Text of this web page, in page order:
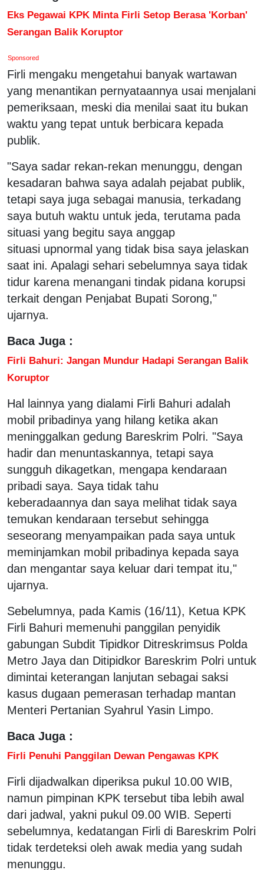
Eks Pegawai KPK Minta Firli Setop Berasa 'Korban'
Serangan Balik Koruptor
Sponsored
Firli mengaku mengetahui banyak wartawan
yang menantikan pernyataannya usai menjalani
pemeriksaan, meski dia menilai saat itu bukan
waktu yang tepat untuk berbicara kepada
publik.
"Saya sadar rekan-rekan menunggu, dengan
kesadaran bahwa saya adalah pejabat publik,
tetapi saya juga sebagai manusia, terkadang
saya butuh waktu untuk jeda, terutama pada
situasi yang begitu saya anggap
situasi upnormal yang tidak bisa saya jelaskan
saat ini. Apalagi sehari sebelumnya saya tidak
tidur karena menangani tindak pidana korupsi
terkait dengan Penjabat Bupati Sorong,"
ujarnya.
Baca Juga :
Firli Bahuri: Jangan Mundur Hadapi Serangan Balik
Koruptor
Hal lainnya yang dialami Firli Bahuri adalah
mobil pribadinya yang hilang ketika akan
meninggalkan gedung Bareskrim Polri. "Saya
hadir dan menuntaskannya, tetapi saya
sungguh dikagetkan, mengapa kendaraan
pribadi saya. Saya tidak tahu
keberadaannya dan saya melihat tidak saya
temukan kendaraan tersebut sehingga
seseorang menyampaikan pada saya untuk
meminjamkan mobil pribadinya kepada saya
dan mengantar saya keluar dari tempat itu,"
ujarnya.
Sebelumnya, pada Kamis (16/11), Ketua KPK
Firli Bahuri memenuhi panggilan penyidik
gabungan Subdit Tipidkor Ditreskrimsus Polda
Metro Jaya dan Ditipidkor Bareskrim Polri untuk
dimintai keterangan lanjutan sebagai saksi
kasus dugaan pemerasan terhadap mantan
Menteri Pertanian Syahrul Yasin Limpo.
Baca Juga :
Firli Penuhi Panggilan Dewan Pengawas KPK
Firli dijadwalkan diperiksa pukul 10.00 WIB,
namun pimpinan KPK tersebut tiba lebih awal
dari jadwal, yakni pukul 09.00 WIB. Seperti
sebelumnya, kedatangan Firli di Bareskrim Polri
tidak terdeteksi oleh awak media yang sudah
menunggu.